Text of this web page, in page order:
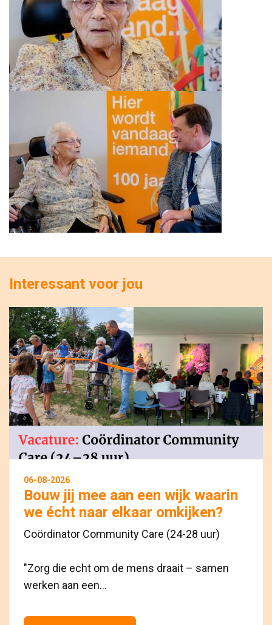
Interessant voor jou
06-08-2026
Bouw jij mee aan een wijk waarin
we écht naar elkaar omkijken?
Coördinator Community Care (24-28 uur)
"Zorg die echt om de mens draait – samen
werken aan een...